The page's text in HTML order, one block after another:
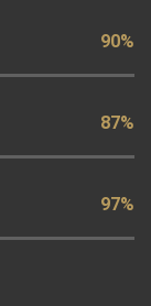
90%
87%
97%